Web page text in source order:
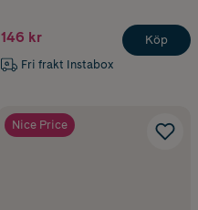
146 kr
Fri frakt Instabox
Köp
Nice Price